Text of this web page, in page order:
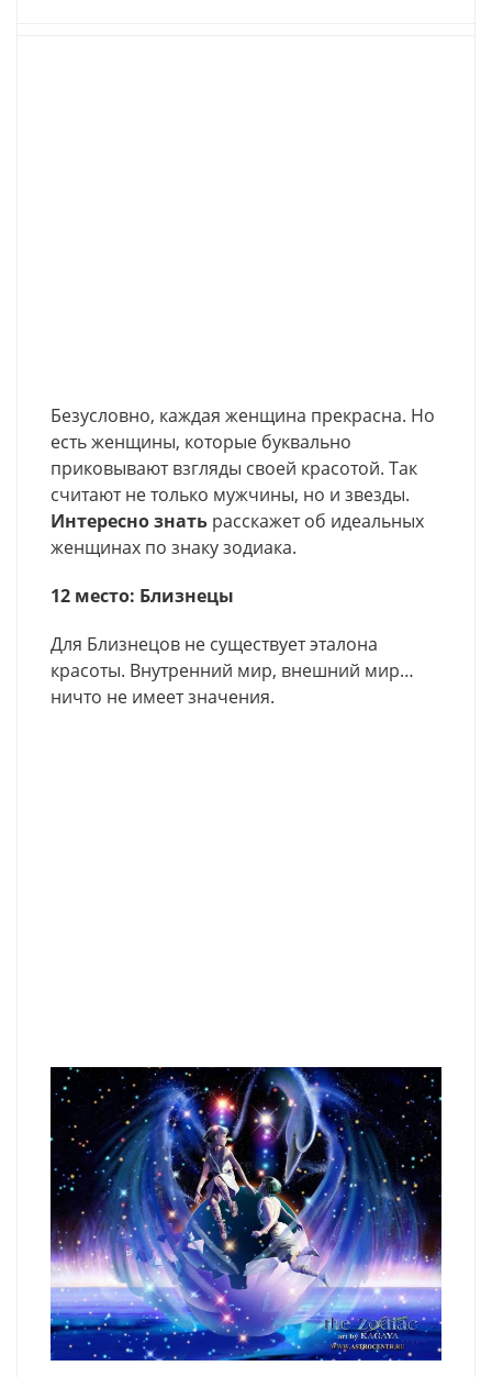
Безусловно, каждая женщина прекрасна. Но
есть женщины, которые буквально
приковывают взгляды своей красотой. Так
считают не только мужчины, но и звезды.
Интересно знать расскажет об идеальных
женщинах по знаку зодиака.
12 место: Близнецы
Для Близнецов не существует эталона
красоты. Внутренний мир, внешний мир…
ничто не имеет значения.